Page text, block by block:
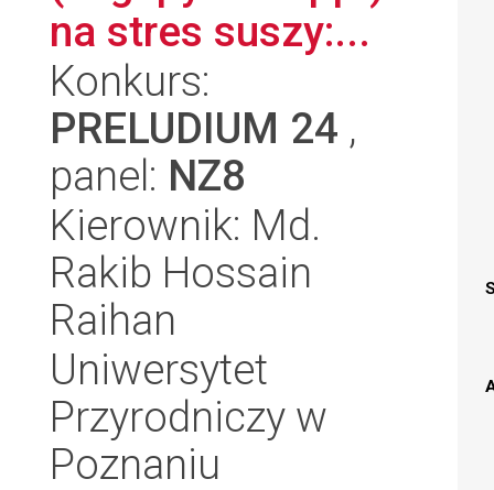
na stres suszy:...
Konkurs:
PRELUDIUM 24 ,
panel: NZ8
Kierownik: Md.
Rakib Hossain
Raihan
Uniwersytet
Przyrodniczy w
Poznaniu